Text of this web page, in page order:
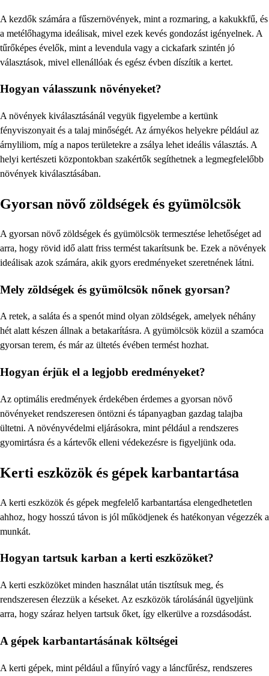
A kezdők számára a fűszernövények, mint a rozmaring, a kakukkfű, és
a metélőhagyma ideálisak, mivel ezek kevés gondozást igényelnek. A
tűrőképes évelők, mint a levendula vagy a cickafark szintén jó
választások, mivel ellenállóak és egész évben díszítik a kertet.
Hogyan válasszunk növényeket?
A növények kiválasztásánál vegyük figyelembe a kertünk
fényviszonyait és a talaj minőségét. Az árnyékos helyekre például az
árnyliliom, míg a napos területekre a zsálya lehet ideális választás. A
helyi kertészeti központokban szakértők segíthetnek a legmegfelelőbb
növények kiválasztásában.
Gyorsan növő zöldségek és gyümölcsök
A gyorsan növő zöldségek és gyümölcsök termesztése lehetőséget ad
arra, hogy rövid idő alatt friss termést takarítsunk be. Ezek a növények
ideálisak azok számára, akik gyors eredményeket szeretnének látni.
Mely zöldségek és gyümölcsök nőnek gyorsan?
A retek, a saláta és a spenót mind olyan zöldségek, amelyek néhány
hét alatt készen állnak a betakarításra. A gyümölcsök közül a szamóca
gyorsan terem, és már az ültetés évében termést hozhat.
Hogyan érjük el a legjobb eredményeket?
Az optimális eredmények érdekében érdemes a gyorsan növő
növényeket rendszeresen öntözni és tápanyagban gazdag talajba
ültetni. A növényvédelmi eljárásokra, mint például a rendszeres
gyomirtásra és a kártevők elleni védekezésre is figyeljünk oda.
Kerti eszközök és gépek karbantartása
A kerti eszközök és gépek megfelelő karbantartása elengedhetetlen
ahhoz, hogy hosszú távon is jól működjenek és hatékonyan végezzék a
munkát.
Hogyan tartsuk karban a kerti eszközöket?
A kerti eszközöket minden használat után tisztítsuk meg, és
rendszeresen élezzük a késeket. Az eszközök tárolásánál ügyeljünk
arra, hogy száraz helyen tartsuk őket, így elkerülve a rozsdásodást.
A gépek karbantartásának költségei
A kerti gépek, mint például a fűnyíró vagy a láncfűrész, rendszeres